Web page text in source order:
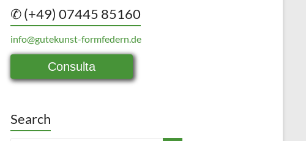
✆ (+49) 07445 85160
info@gutekunst-formfedern.de
Consulta
Search